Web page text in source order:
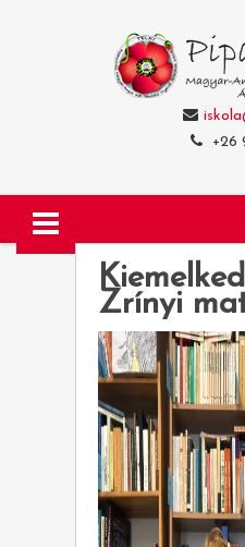
+26
Zrínyi